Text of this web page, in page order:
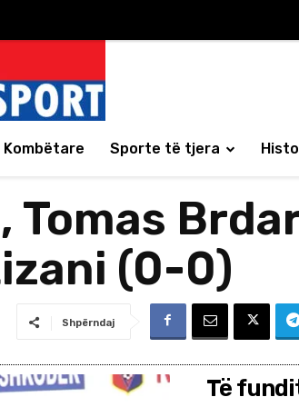
Kombëtare Sporte të tjera
Tomas
(0-0)
Shpërndaj
Të